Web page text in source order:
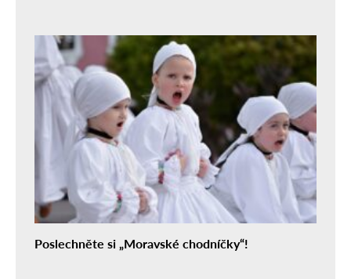
Poslechněte si „Moravské chodníčky“!